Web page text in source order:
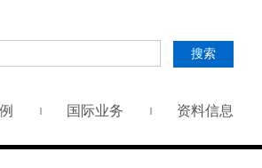
搜索
国际业务 资料信息